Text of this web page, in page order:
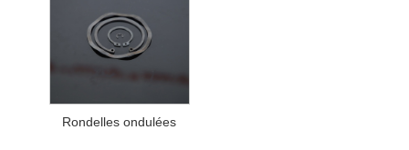
Rondelles ondulées